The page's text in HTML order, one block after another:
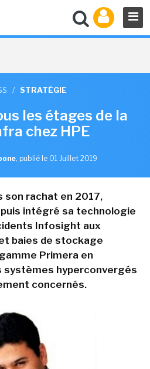
/ STRATÉGIE
les étages de la
chez HPE
, publié le 01 Juillet 2019
son rachat en 2017,
intégré sa technologie
Infosight aux
baies de stockage
Primera en
hyperconvergés
concernés.